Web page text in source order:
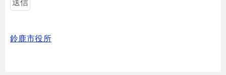
鈴鹿市役所